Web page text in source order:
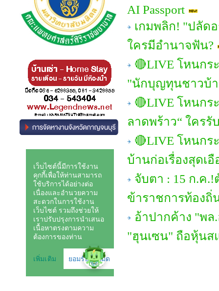
AI Passport
เกมพลิก! "ปลัด
ใครมีอำนาจฟัน?
🔴LIVE โหนก
"นักบุญทุนชาวบ้า
🔴LIVE โหนกร
ลาดพร้าว“ ใครรั
🔴LIVE โหนกร
บ้านก่อเรื่องสุดเ
จับตา : 15 ก.ค
ข้าราชการท้องถิ่
อ้าปากค้าง "พล
"ฮุนเซน" ถือหุ้นส